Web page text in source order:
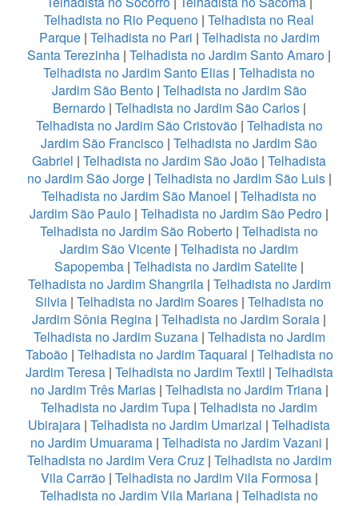
Telhadista no Rio Pequeno | Telhadista no Real
Parque| Telhadista no Pari | Telhadista no Jardim
Santa Terezinha | Telhadista no Jardim Santo Amaro |
Telhadista no Jardim Santo Elias | Telhadista no
Jardim São Bento| Telhadista no Jardim São
Bernardo| Telhadista no Jardim São Carlos|
Telhadista no Jardim São Cristovão| Telhadista no
Jardim São Francisco | Telhadista no Jardim São
Gabriel | Telhadista no Jardim São João | Telhadista
no Jardim São Jorge| Telhadista no Jardim São Luis|
Telhadista no Jardim São Manoel | Telhadista no
Jardim São Paulo | Telhadista no Jardim São Pedro |
Telhadista no Jardim São Roberto | Telhadista no
Jardim São Vicente | Telhadista no Jardim
Sapopemba | Telhadista no Jardim Satelite |
Telhadista no Jardim Shangrila| Telhadista no Jardim
Silvia| Telhadista no Jardim Soares| Telhadista no
Jardim Sônia Regina | Telhadista no Jardim Soraia |
Telhadista no Jardim Suzana| Telhadista no Jardim
Taboão| Telhadista no Jardim Taquaral | Telhadista no
Jardim Teresa| Telhadista no Jardim Textil | Telhadista
no Jardim Três Marias| Telhadista no Jardim Triana|
Telhadista no Jardim Tupa | Telhadista no Jardim
Ubirajara | Telhadista no Jardim Umarizal | Telhadista
no Jardim Umuarama| Telhadista no Jardim Vazani |
Telhadista no Jardim Vera Cruz| Telhadista no Jardim
Vila Carrão| Telhadista no Jardim Vila Formosa|
Telhadista no Jardim Vila Mariana | Telhadista no